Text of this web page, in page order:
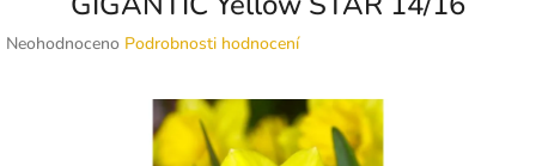
Průměrné
Neohodnoceno Podrobnosti hodnocení